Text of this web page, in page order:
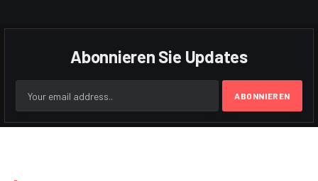
Abonnieren Sie Updates